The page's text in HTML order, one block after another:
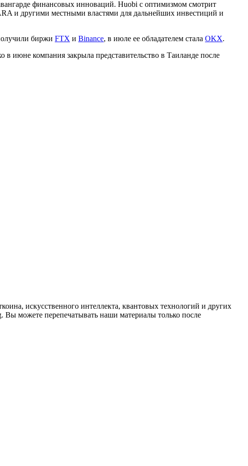
финансовых инноваций. Huobi с оптимизмом смотрит
и другими местными властями для дальнейших инвестиций и
биржи FTX и Binance, в июле ее обладателем стала OKX.
в июне компания закрыла представительство в Таиланде после
искусственного интеллекта, квантовых технологий и других
можете перепечатывать наши материалы только после